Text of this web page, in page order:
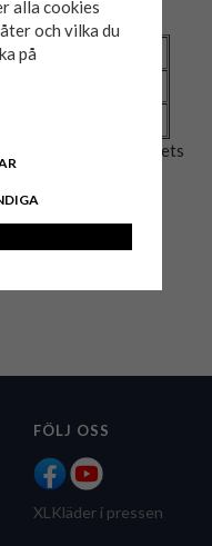
4XL
av axeln till plaggets
FÖLJ OSS
XLKläder i pressen
alla cookies
och vilka du
på